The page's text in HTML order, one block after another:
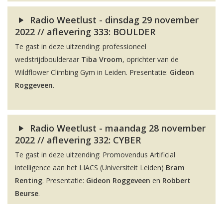
Radio Weetlust - dinsdag 29 november
2022 // aflevering 333: BOULDER
Te gast in deze uitzending: professioneel
wedstrijdboulderaar Tiba Vroom, oprichter van de
Wildflower Climbing Gym in Leiden. Presentatie: Gideon
Roggeveen.
Radio Weetlust - maandag 28 november
2022 // aflevering 332: CYBER
Te gast in deze uitzending: Promovendus Artificial
intelligence aan het LIACS (Universiteit Leiden) Bram
Renting. Presentatie: Gideon Roggeveen en Robbert
Beurse.